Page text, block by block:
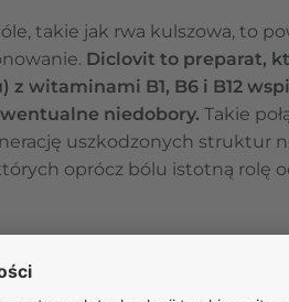
takie jak rwa kulszowa, to
Diclovit to preparat,
witaminami B1, B6 i B12
niedobory. Takie
uszkodzonych struktur
oprócz bólu istotną rolę